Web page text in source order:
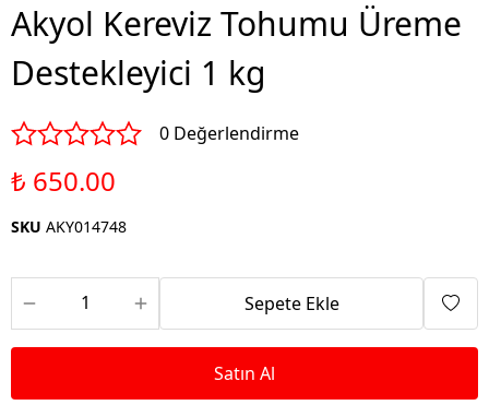
Akyol Kereviz Tohumu Üreme
Destekleyici 1 kg
0 Değerlendirme
₺ 650.00
SKU AKY014748
Sepete Ekle
Satın Al